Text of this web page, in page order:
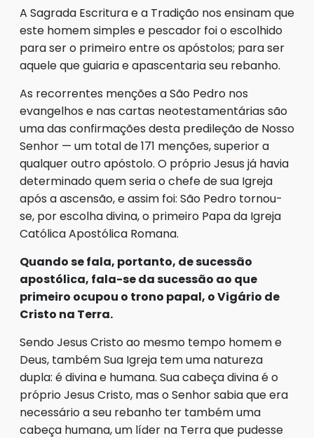
A Sagrada Escritura e a Tradição nos ensinam que
este homem simples e pescador foi o escolhido
para ser o primeiro entre os apóstolos; para ser
aquele que guiaria e apascentaria seu rebanho.
As recorrentes menções a São Pedro nos
evangelhos e nas cartas neotestamentárias são
uma das confirmações desta predileção de Nosso
Senhor — um total de 171 menções, superior a
qualquer outro apóstolo. O próprio Jesus já havia
determinado quem seria o chefe de sua Igreja
após a ascensão, e assim foi: São Pedro tornou-
se, por escolha divina, o primeiro Papa da Igreja
Católica Apostólica Romana.
Quando se fala, portanto, de sucessão
apostólica, fala-se da sucessão ao que
primeiro ocupou o trono papal, o Vigário de
Cristo na Terra.
Sendo Jesus Cristo ao mesmo tempo homem e
Deus, também Sua Igreja tem uma natureza
dupla: é divina e humana. Sua cabeça divina é o
próprio Jesus Cristo, mas o Senhor sabia que era
necessário a seu rebanho ter também uma
cabeça humana, um líder na Terra que pudesse